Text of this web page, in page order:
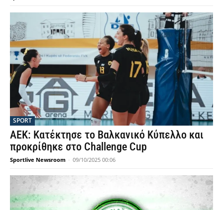
SPORT
ΑΕΚ: Κατέκτησε το Βαλκανικό Κύπελλο και
προκρίθηκε στο Challenge Cup
Sportlive Newsroom - 09/10/2025 00:06